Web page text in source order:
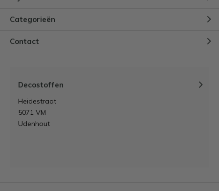
Categorieën
Contact
Decostoffen
Heidestraat
5071 VM
Udenhout